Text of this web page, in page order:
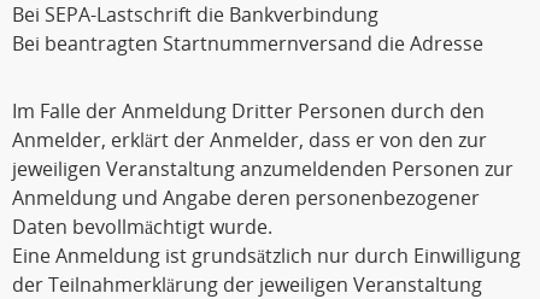
Bei SEPA-Lastschrift die Bankverbindung
Bei beantragten Startnummernversand die Adresse
Im Falle der Anmeldung Dritter Personen durch den
Anmelder, erklärt der Anmelder, dass er von den zur
jeweiligen Veranstaltung anzumeldenden Personen zur
Anmeldung und Angabe deren personenbezogener
Daten bevollmächtigt wurde.
Eine Anmeldung ist grundsätzlich nur durch Einwilligung
der Teilnahmerklärung der jeweiligen Veranstaltung